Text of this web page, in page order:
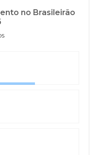
no Brasileirão